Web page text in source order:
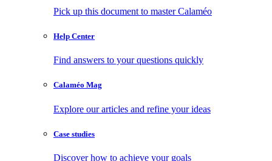
Pick up this document to master Calaméo
Help Center
Find answers to your questions quickly
Calaméo Mag
Explore our articles and refine your ideas
Case studies
Discover how to achieve your goals